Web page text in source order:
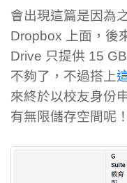
會出現這篇是因為
Dropbox 上面，後
Drive 只提供 15
不夠了，不過搭上
來終於以校友身份
有無限儲存空間呢！